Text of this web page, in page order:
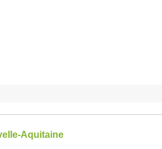
Aquitaine